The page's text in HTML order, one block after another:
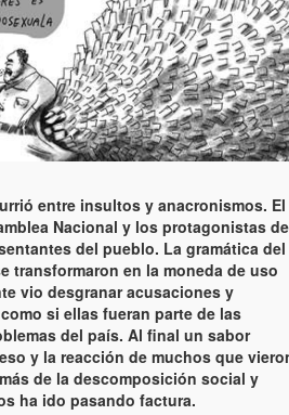
entre insultos y anacronismos. El
Nacional y los protagonistas de
del pueblo. La gramática del
transformaron en la moneda de uso
vio desgranar acusaciones y
si ellas fueran parte de las
del país. Al final un sabor
y la reacción de muchos que
de la descomposición social y
ha ido pasando factura.